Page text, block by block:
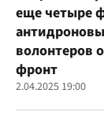
еще четыре
волонтеров
фронт
2.04.2025 19:00